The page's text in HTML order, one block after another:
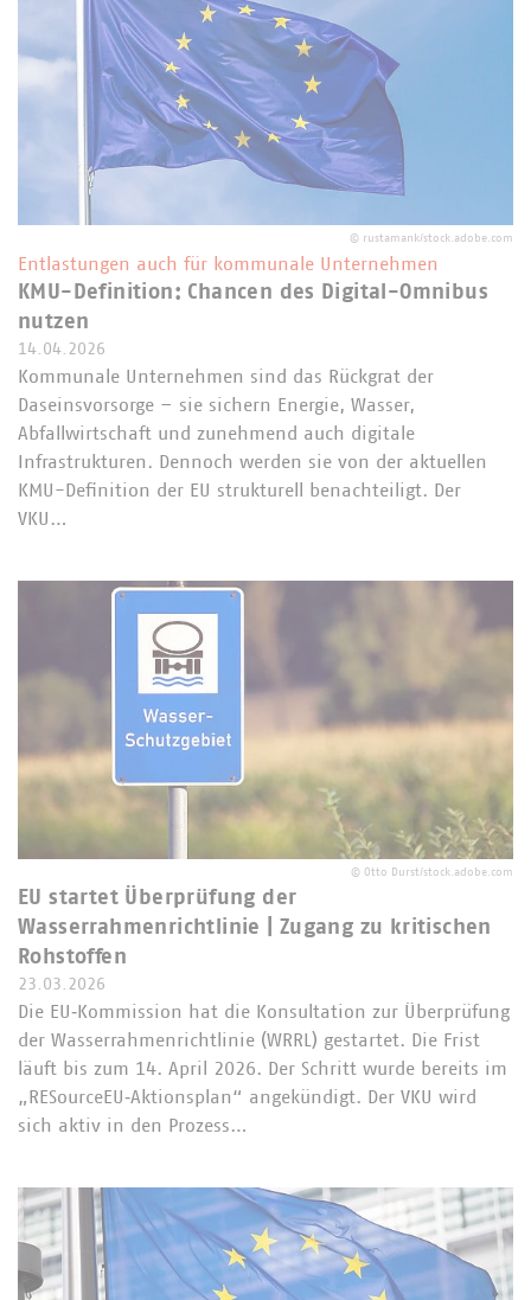
© rustamank/stock.adobe.com
Entlastungen auch für kommunale Unternehmen
KMU-Definition: Chancen des Digital-Omnibus
nutzen
14.04.2026
Kommunale Unternehmen sind das Rückgrat der
Daseinsvorsorge – sie sichern Energie, Wasser,
Abfallwirtschaft und zunehmend auch digitale
Infrastrukturen. Dennoch werden sie von der aktuellen
KMU-Definition der EU strukturell benachteiligt. Der
VKU…
© Otto Durst/stock.adobe.com
EU startet Überprüfung der
Wasserrahmenrichtlinie | Zugang zu kritischen
Rohstoffen
23.03.2026
Die EU‑Kommission hat die Konsultation zur Überprüfung
der Wasserrahmenrichtlinie (WRRL) gestartet. Die Frist
läuft bis zum 14. April 2026. Der Schritt wurde bereits im
„RESourceEU‑Aktionsplan“ angekündigt. Der VKU wird
sich aktiv in den Prozess…